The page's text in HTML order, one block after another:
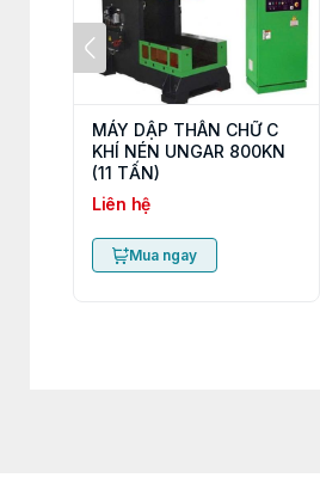
MÁY DẬP THÂN CHỮ C
KHÍ NÉN UNGAR 800KN
(11 TẤN)
Liên hệ
Mua ngay